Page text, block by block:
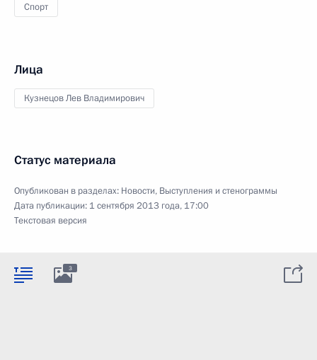
Спорт
Лица
Кузнецов Лев Владимирович
Статус материала
Опубликован в разделах: Новости, Выступления и стенограммы
Дата публикации: 1 сентября 2013 года, 17:00
Текстовая версия
3